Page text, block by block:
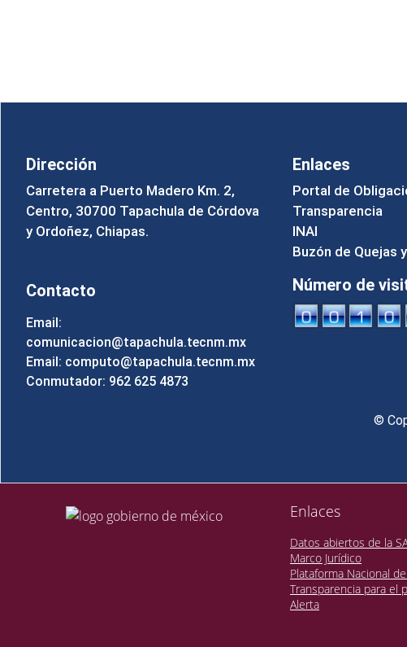
Dirección
Carretera a Puerto Madero Km. 2,
Centro, 30700 Tapachula de Córdova
y Ordoñez, Chiapas.
Contacto
Email:
comunicacion@tapachula.tecnm.mx
Email: computo@tapachula.tecnm.mx
Conmutador: 962 625 4873
Enlaces
Portal de
Transparencia
INAI
Buzón de Quejas
Número de
©
Enlaces
Datos abiertos de la
Marco Jurídico
Plataforma Nacional
Transparencia para el
Alerta